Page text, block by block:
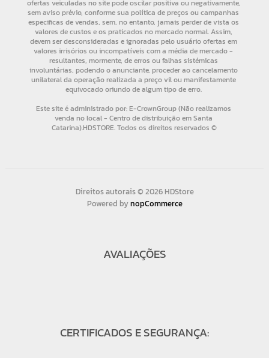
Direitos autorais © 2026 HDStore
Powered bynopCommerce
AVALIAÇÕES
CERTIFICADOS E SEGURANÇA: